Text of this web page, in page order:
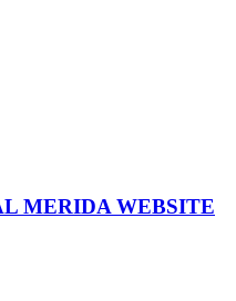
MERIDA WEBSITE